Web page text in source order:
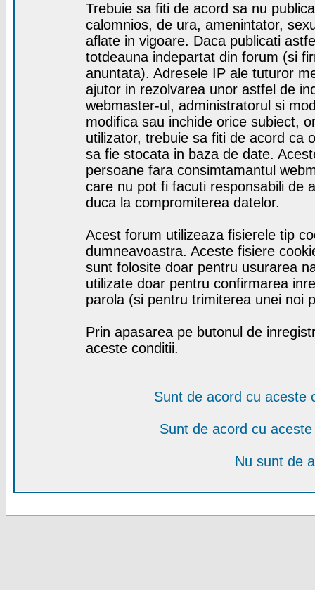
Trebuie sa fiti de acord sa nu
calomnios, de ura, amenintator,
aflate in vigoare. Daca publicati
totdeauna indepartat din forum (si
anuntata). Adresele IP ale tuturor
ajutor in rezolvarea unor astfel de
webmaster-ul, administratorul si
modifica sau inchide orice subiect,
utilizator, trebuie sa fiti de acord ca
sa fie stocata in baza de date.
persoane fara consimtamantul
care nu pot fi facuti responsabili de
duca la compromiterea datelor.
Acest forum utilizeaza fisierele tip
dumneavoastra. Aceste fisiere
sunt folosite doar pentru usurarea
utilizate doar pentru confirmarea
parola (si pentru trimiterea unei noi
Prin apasarea pe butonul de
aceste conditii.
Sunt de acord cu aceste
Sunt de acord cu
Nu sunt de